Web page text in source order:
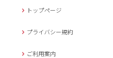
返信させていただきま
年末年始、大型連休
トップページ
プライバシー規約
ご利用案内